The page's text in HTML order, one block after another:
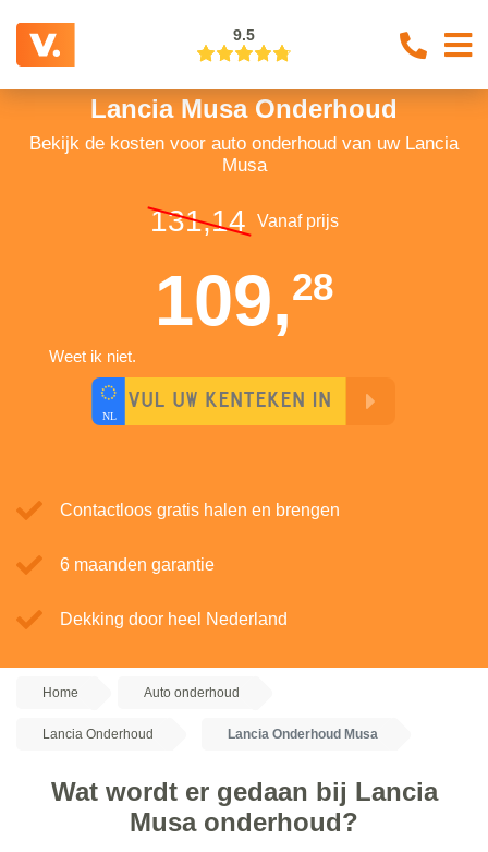
9.5
Lancia Musa Onderhoud
Bekijk de kosten voor auto onderhoud van uw Lancia
Musa
131,14 Vanaf prijs
109,28
Weet ik niet.
Contactloos gratis halen en brengen
6 maanden garantie
Dekking door heel Nederland
Home Auto onderhoud
Lancia Onderhoud Lancia Onderhoud Musa
Wat wordt er gedaan bij Lancia
Musa onderhoud?